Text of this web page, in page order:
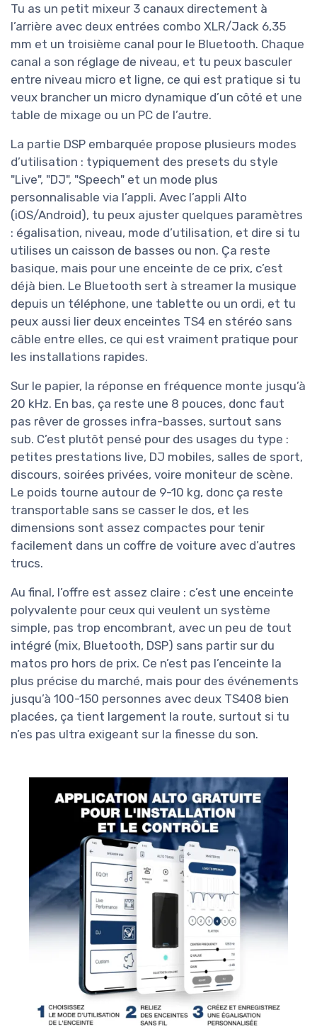
Tu as un petit mixeur 3 canaux directement à
l’arrière avec deux entrées combo XLR/Jack 6,35
mm et un troisième canal pour le Bluetooth. Chaque
canal a son réglage de niveau, et tu peux basculer
entre niveau micro et ligne, ce qui est pratique si tu
veux brancher un micro dynamique d’un côté et une
table de mixage ou un PC de l’autre.
La partie DSP embarquée propose plusieurs modes
d’utilisation : typiquement des presets du style
"Live", "DJ", "Speech" et un mode plus
personnalisable via l’appli. Avec l’appli Alto
(iOS/Android), tu peux ajuster quelques paramètres
: égalisation, niveau, mode d’utilisation, et dire si tu
utilises un caisson de basses ou non. Ça reste
basique, mais pour une enceinte de ce prix, c’est
déjà bien. Le Bluetooth sert à streamer la musique
depuis un téléphone, une tablette ou un ordi, et tu
peux aussi lier deux enceintes TS4 en stéréo sans
câble entre elles, ce qui est vraiment pratique pour
les installations rapides.
Sur le papier, la réponse en fréquence monte jusqu’à
20 kHz. En bas, ça reste une 8 pouces, donc faut
pas rêver de grosses infra-basses, surtout sans
sub. C’est plutôt pensé pour des usages du type :
petites prestations live, DJ mobiles, salles de sport,
discours, soirées privées, voire moniteur de scène.
Le poids tourne autour de 9-10 kg, donc ça reste
transportable sans se casser le dos, et les
dimensions sont assez compactes pour tenir
facilement dans un coffre de voiture avec d’autres
trucs.
Au final, l’offre est assez claire : c’est une enceinte
polyvalente pour ceux qui veulent un système
simple, pas trop encombrant, avec un peu de tout
intégré (mix, Bluetooth, DSP) sans partir sur du
matos pro hors de prix. Ce n’est pas l’enceinte la
plus précise du marché, mais pour des événements
jusqu’à 100-150 personnes avec deux TS408 bien
placées, ça tient largement la route, surtout si tu
n’es pas ultra exigeant sur la finesse du son.